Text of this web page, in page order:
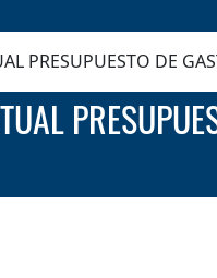
PRESUPUESTO DE